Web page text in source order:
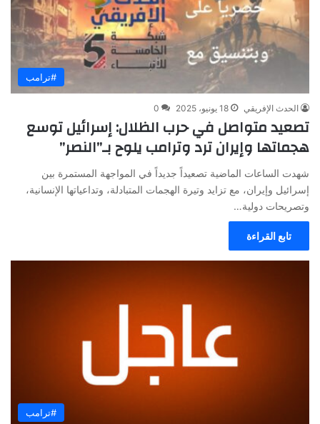
#ترامب
الحدث الإفريقي 18 يونيو، 2025 0
تصعيد متواصل في حرب الظلال: إسرائيل توسع
هجماتها وإيران ترد وترامب يلوح بـ”النصر”
شهدت الساعات الماضية تصعيداً جديداً في المواجهة المستمرة بين
إسرائيل وإيران، مع تزايد وتيرة الهجمات المتبادلة، وتداعياتها الإنسانية،
وتصريحات دولية…
تابع القراءة
#ترامب